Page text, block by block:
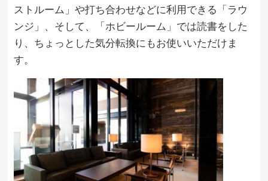
ストルーム」や打ち合わせなどに利用できる「ラウ
ンジ」、そして、「ホビールーム」では読書をした
り、ちょっとした気分転換にもお使いいただけま
す。